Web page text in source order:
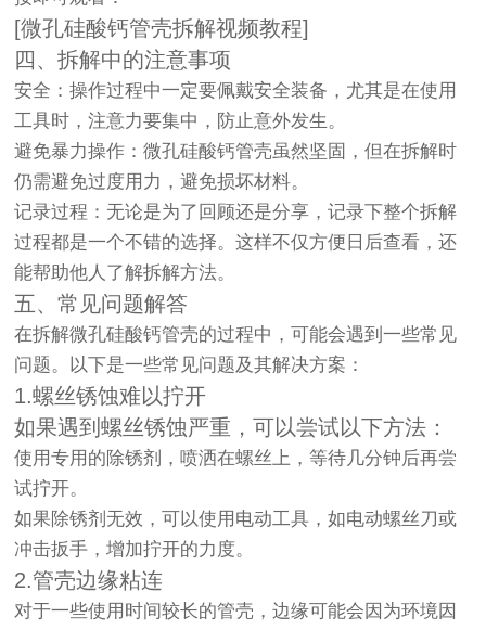
[微孔硅酸钙管壳拆解视频教程]
四、拆解中的注意事项
安全：操作过程中一定要佩戴安全装备，尤其是在使用
工具时，注意力要集中，防止意外发生。
避免暴力操作：微孔硅酸钙管壳虽然坚固，但在拆解时
仍需避免过度用力，避免损坏材料。
记录过程：无论是为了回顾还是分享，记录下整个拆解
过程都是一个不错的选择。这样不仅方便日后查看，还
能帮助他人了解拆解方法。
五、常见问题解答
在拆解微孔硅酸钙管壳的过程中，可能会遇到一些常见
问题。以下是一些常见问题及其解决方案：
1.螺丝锈蚀难以拧开
如果遇到螺丝锈蚀严重，可以尝试以下方法：
使用专用的除锈剂，喷洒在螺丝上，等待几分钟后再尝
试拧开。
如果除锈剂无效，可以使用电动工具，如电动螺丝刀或
冲击扳手，增加拧开的力度。
2.管壳边缘粘连
对于一些使用时间较长的管壳，边缘可能会因为环境因